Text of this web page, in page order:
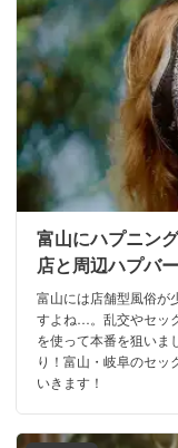
富山にハプニン
店と周辺ハプバ
富山には店舗型風俗が
すよね…。乱交やセッ
を使って本番を狙いま
り！富山・岐阜のセッ
いきます！